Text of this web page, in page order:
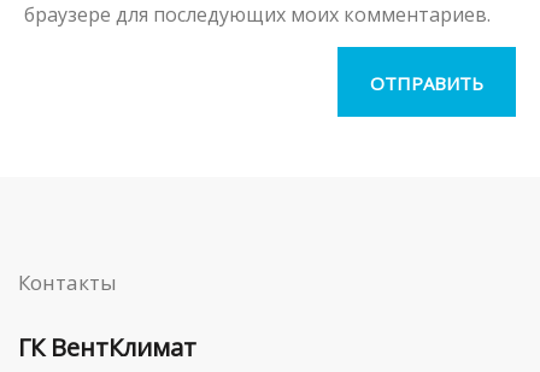
браузере для последующих моих комментариев.
Контакты
ГК ВентКлимат